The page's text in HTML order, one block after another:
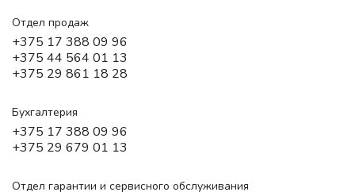
Отдел продаж
+375 17 388 09 96
+375 44 564 01 13
+375 29 861 18 28
Бухгалтерия
+375 17 388 09 96
+375 29 679 01 13
Отдел гарантии и сервисного обслуживания